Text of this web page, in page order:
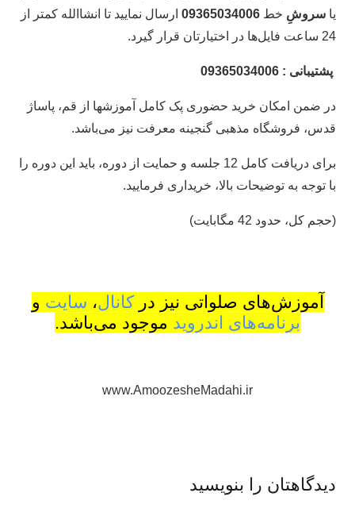
یا سروشِ خط 09365034006 ارسال نمایید تا انشاالله کمتر از
24 ساعت فایل‌ها در اختیارتان قرار گیرد.
پشتیبانی : 09365034006
در ضمن امکان خرید حضوری پک کامل آموزشها از قم، پاساژ
قدس، فروشگاه مذهبی گنجینه معرفت نیز می‌باشد.
برای دریافت کامل 12 جلسه و حمایت از دوره، باید این دوره را
با توجه به توضیحات بالا، خریداری فرمایید.
(حجم کل، حدود 42 مگابایت)
آموزش‌های صلواتی نیز درکانال، سایت و
برنامه‌های اندروید موجود می‌باشد.
www.AmoozesheMadahi.ir
دیدگاهتان را بنویسید